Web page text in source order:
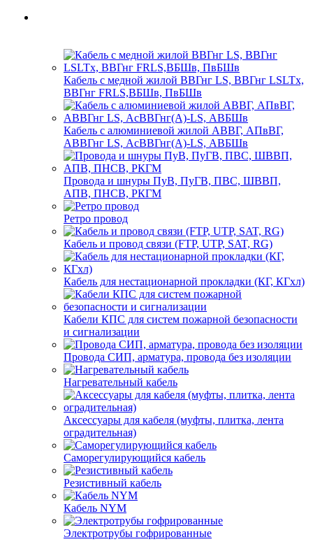
Кабель с медной жилой ВВГнг LS, ВВГнг LSLTx,
ВВГнг FRLS,ВБШв, ПвБШв
Кабель с алюминиевой жилой АВВГ, АПвВГ,
АВВГнг LS, АсВВГнг(А)-LS, АВБШв
Провода и шнуры ПуВ, ПуГВ, ПВС, ШВВП,
АПВ, ПНСВ, РКГМ
Ретро провод
Кабель и провод связи (FTP, UTP, SAT, RG)
Кабель для нестационарной прокладки (КГ, КГхл)
Кабели КПС для систем пожарной безопасности
и сигнализации
Провода СИП, арматура, провода без изоляции
Нагревательный кабель
Аксессуары для кабеля (муфты, плитка, лента
оградительная)
Саморегулирующийся кабель
Резистивный кабель
Кабель NYM
Электротрубы гофрированные